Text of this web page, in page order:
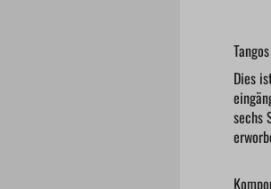
Dies
sechs